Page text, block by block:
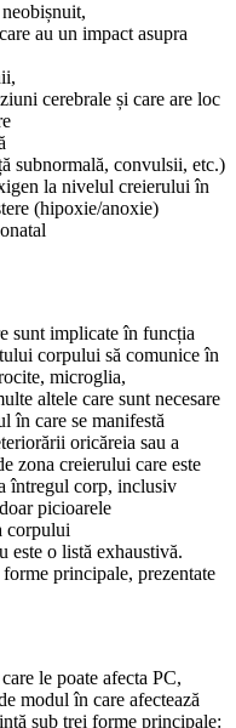
subnormală, convulsii, etc.)
(hipoxie/anoxie)
sunt implicate în funcția
corpului să comunice în
microglia,
altele care sunt necesare
în care se manifestă
oricăreia sau a
zona creierului care este
întregul corp, inclusiv
picioarele
corpului
este o listă exhaustivă.
principale, prezentate
le poate afecta PC,
modul în care afectează
sub trei forme principale: